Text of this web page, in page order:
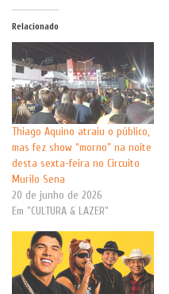
Relacionado
Thiago Aquino atraiu o público,
mas fez show “morno” na noite
desta sexta-feira no Circuito
Murilo Sena
20 de junho de 2026
Em "CULTURA & LAZER"